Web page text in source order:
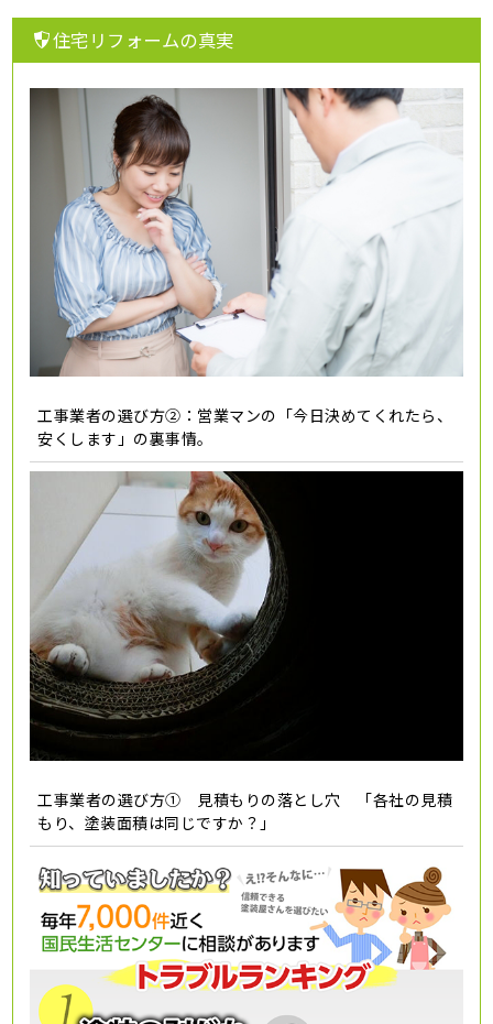
住宅リフォームの真実
工事業者の選び方②：営業マンの「今日決めてくれたら、
安くします」の裏事情。
工事業者の選び方① 見積もりの落とし穴 「各社の見積
もり、塗装面積は同じですか？」